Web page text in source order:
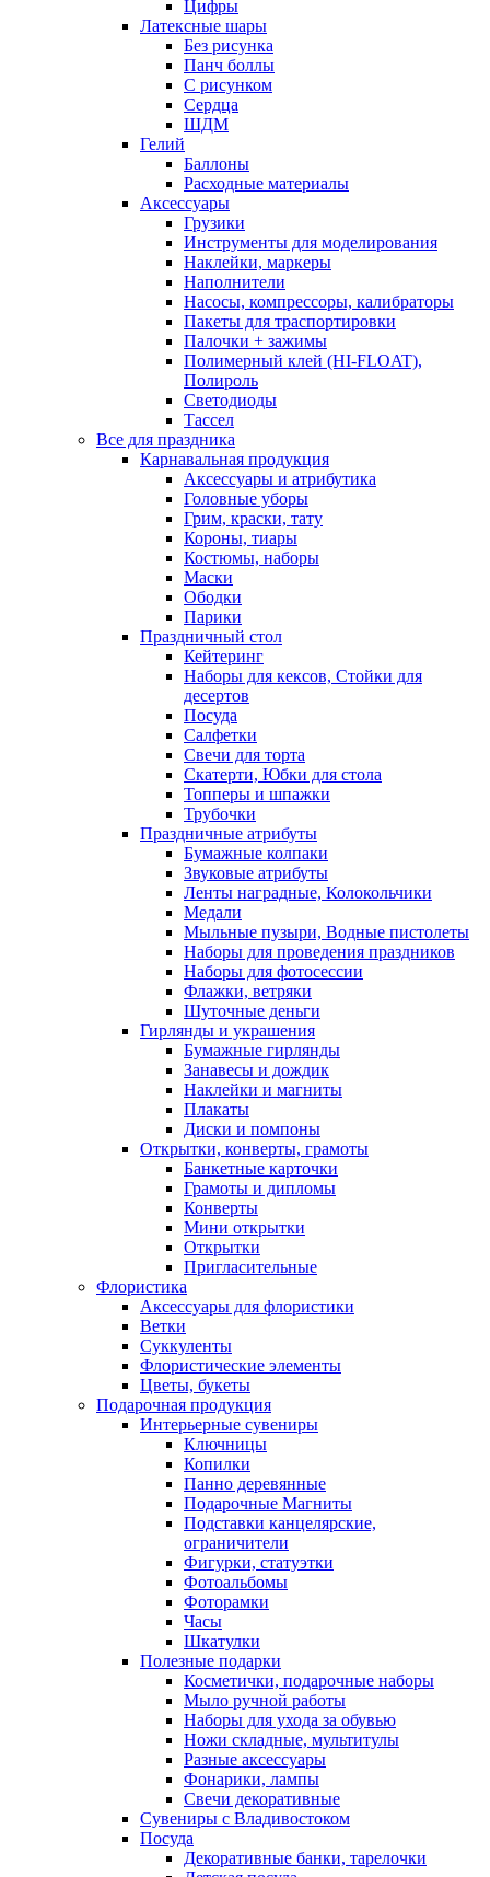
Цифры
Латексные шары
Без рисунка
Панч боллы
С рисунком
Сердца
ШДМ
Гелий
Баллоны
Расходные материалы
Аксессуары
Грузики
Инструменты для моделирования
Наклейки, маркеры
Наполнители
Насосы, компрессоры, калибраторы
Пакеты для траспортировки
Палочки + зажимы
Полимерный клей (HI-FLOAT),
Полироль
Светодиоды
Тассел
Все для праздника
Карнавальная продукция
Аксессуары и атрибутика
Головные уборы
Грим, краски, тату
Короны, тиары
Костюмы, наборы
Маски
Ободки
Парики
Праздничный стол
Кейтеринг
Наборы для кексов, Стойки для
десертов
Посуда
Салфетки
Свечи для торта
Скатерти, Юбки для стола
Топперы и шпажки
Трубочки
Праздничные атрибуты
Бумажные колпаки
Звуковые атрибуты
Ленты наградные, Колокольчики
Медали
Мыльные пузыри, Водные пистолеты
Наборы для проведения праздников
Наборы для фотосессии
Флажки, ветряки
Шуточные деньги
Гирлянды и украшения
Бумажные гирлянды
Занавесы и дождик
Наклейки и магниты
Плакаты
Диски и помпоны
Открытки, конверты, грамоты
Банкетные карточки
Грамоты и дипломы
Конверты
Мини открытки
Открытки
Пригласительные
Флористика
Аксессуары для флористики
Ветки
Суккуленты
Флористические элементы
Цветы, букеты
Подарочная продукция
Интерьерные сувениры
Ключницы
Копилки
Панно деревянные
Подарочные Магниты
Подставки канцелярские,
ограничители
Фигурки, статуэтки
Фотоальбомы
Фоторамки
Часы
Шкатулки
Полезные подарки
Косметички, подарочные наборы
Мыло ручной работы
Наборы для ухода за обувью
Ножи складные, мультитулы
Разные аксессуары
Фонарики, лампы
Свечи декоративные
Сувениры с Владивостоком
Посуда
Декоративные банки, тарелочки